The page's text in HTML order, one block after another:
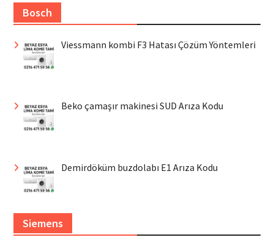
Bosch
Viessmann kombi F3 Hatası Çözüm Yöntemleri
Beko çamaşır makinesi SUD Arıza Kodu
Demirdöküm buzdolabı E1 Arıza Kodu
Siemens